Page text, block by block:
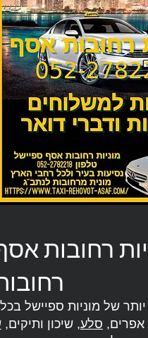
רחובות
יותר של מוניות ספיישל
אפרים, סלע, שיכון ותיקים,